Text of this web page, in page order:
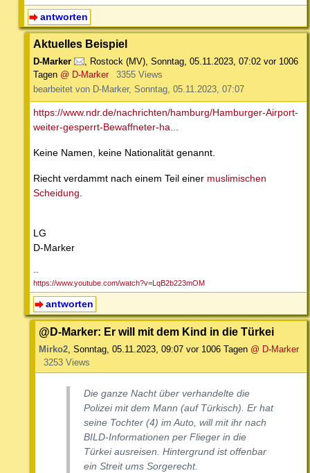
antworten
Aktuelles Beispiel
D-Marker , Rostock (MV), Sonntag, 05.11.2023, 07:02 vor 1006
Tagen @ D-Marker
3355 Views
bearbeitet von D-Marker, Sonntag, 05.11.2023, 07:07
https://www.ndr.de/nachrichten/hamburg/Hamburger-Airport-
weiter-gesperrt-Bewaffneter-ha...
Keine Namen, keine Nationalität genannt.
Riecht verdammt nach einem Teil einer muslimischen
Scheidung.
LG
D-Marker
--
https://www.youtube.com/watch?v=LqB2b223mOM
antworten
@D-Marker: Er will mit dem Kind in die Türkei
Mirko2, Sonntag, 05.11.2023, 09:07 vor 1006 Tagen @ D-Marker
3253 Views
Die ganze Nacht über verhandelte die
Polizei mit dem Mann (auf Türkisch). Er hat
seine Tochter (4) im Auto, will mit ihr nach
BILD-Informationen per Flieger in die
Türkei ausreisen. Hintergrund ist offenbar
ein Streit ums Sorgerecht.